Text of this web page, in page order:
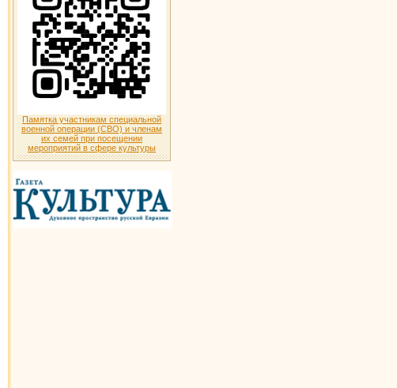
Памятка участникам специальной
военной операции (СВО) и членам
их семей при посещении
мероприятий в сфере культуры